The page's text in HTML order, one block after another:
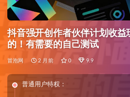
抖音强开创作者伙伴计划收益
的！有需要的自己测试
冒泡网 2 月前 0 9.9
普通用户特权：